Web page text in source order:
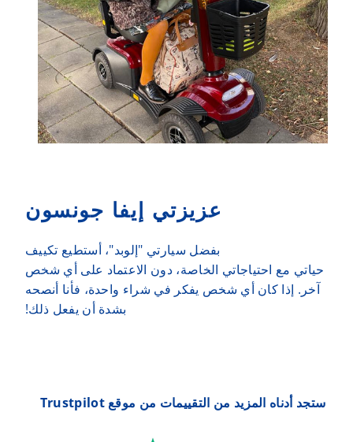
عزيزتي إيفا جونسون
بفضل سيارتي "إلوبد"، أستطيع تكييف
حياتي مع احتياجاتي الخاصة، دون الاعتماد على أي شخص
آخر. إذا كان أي شخص يفكر في شراء واحدة، فأنا أنصحه
بشدة أن يفعل ذلك!
ستجد أدناه المزيد من التقييمات من موقع Trustpilot